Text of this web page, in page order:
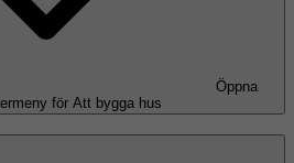
Öppna
för Att bygga hus